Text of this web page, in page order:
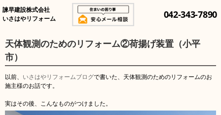
諫早建設株式会社
いさはやリフォーム
042-343-7890
天体観測のためのリフォーム②荷揚げ装置（小平
市）
以前、 いさはやリフォームブログで書いた、天体観測のためのリフォームのお
施主様のお話です。
実はその後、こんなものがつけました。